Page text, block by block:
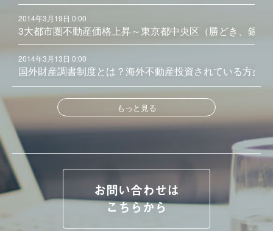
2014年3月19日 0:00
3大都市圏不動産価格上昇～東京都中央区（勝どき、銀座
2014年3月13日 0:00
国外財産調書制度とは？海外不動産投資されている方必見
もっと見る
お問い合わせは
こちらから